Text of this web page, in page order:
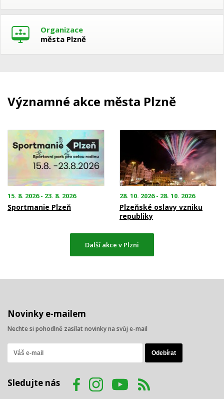
Organizace
města Plzně
Významné akce města Plzně
15. 8. 2026 - 23. 8. 2026
Sportmanie Plzeň
28. 10. 2026 - 28. 10. 2026
Plzeňské oslavy vzniku
republiky
Další akce v Plzni
Novinky e-mailem
Nechte si pohodlně zasílat novinky na svůj e-mail
Sledujte nás